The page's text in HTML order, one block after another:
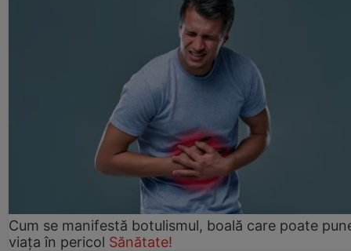
Cum se manifestă botulismul, boală care poate
viaţa în pericol Sănătate!